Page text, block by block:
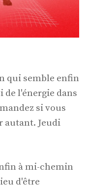
qui semble enfin
de l'énergie dans
si vous
autant. Jeudi
à mi-chemin
d'être